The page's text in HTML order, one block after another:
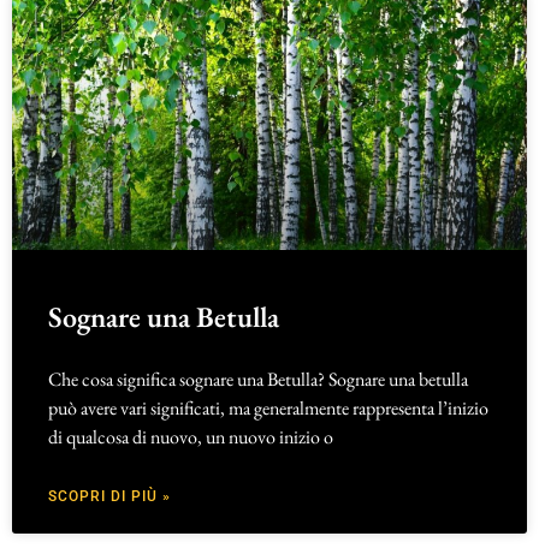
Sognare una Betulla
Che cosa significa sognare una Betulla? Sognare una betulla
può avere vari significati, ma generalmente rappresenta l’inizio
di qualcosa di nuovo, un nuovo inizio o
SCOPRI DI PIÙ »